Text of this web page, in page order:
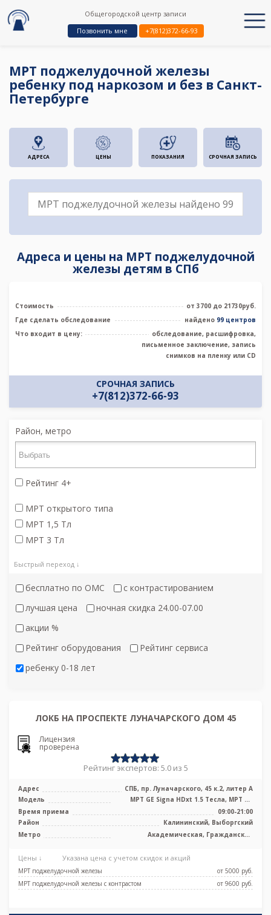
Общегородской центр записи
Позвонить мне
+7(812)372-66-93
МРТ поджелудочной железы
ребенку под наркозом и без в Санкт-
Петербурге
АДРЕСА ЦЕНЫ ПОКАЗАНИЯ СРОЧНАЯ ЗАПИСЬ
Адреса и цены на МРТ поджелудочной
железы детям в СПб
Стоимость
от 3700 до 21730руб.
Где сделать обследование
найдено 99 центров
Что входит в цену:
обследование, расшифровка,
письменное заключение, запись
снимков на пленку или CD
СРОЧНАЯ ЗАПИСЬ
+7(812)372-66-93
Район, метро
Рейтинг 4+
МРТ открытого типа
МРТ 1,5 Тл
МРТ 3 Тл
Быстрый переход ↓
бесплатно по ОМС
с контрастированием
лучшая цена
ночная скидка 24.00-07.00
акции %
Рейтинг оборудования
Рейтинг сервиса
ребенку 0-18 лет
ЛОКБ НА ПРОСПЕКТЕ ЛУНАЧАРСКОГО ДОМ 45
Лицензия
проверена
Рейтинг экспертов: 5.0 из 5
Адрес
СПБ, пр. Луначарского, 45 к.2, литер А
Модель
МРТ GE Signa HDxt 1.5 Тесла, МРТ GE
Время приема
09:00-21:00
Район
Калининский, Выборгский
Метро
Академическая, Гражданский
Цены ↓ Указана цена с учетом скидок и акций
МРТ поджелудочной железы
от 5000 pуб.
МРТ поджелудочной железы с контрастом
от 9600 pуб.